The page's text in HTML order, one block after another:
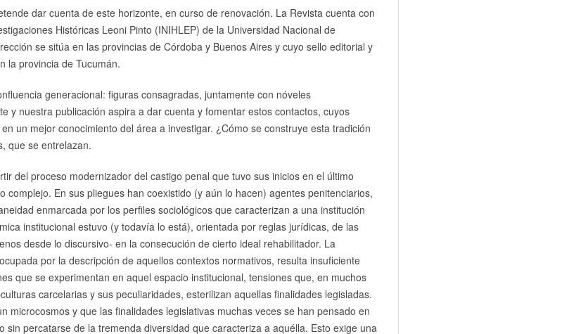
dar cuenta de este horizonte, en curso de renovación. La Revista cuenta con
Históricas Leoni Pinto (INIHLEP) de la Universidad Nacional de
se sitúa en las provincias de Córdoba y Buenos Aires y cuyo sello editorial y
la provincia de Tucumán.
generacional: figuras consagradas, juntamente con nóveles
y nuestra publicación aspira a dar cuenta y fomentar estos contactos, cuyos
un mejor conocimiento del área a investigar. ¿Cómo se construye esta tradición
que se entrelazan.
del proceso modernizador del castigo penal que tuvo sus inicios en el último
complejo. En sus pliegues han coexistido (y aún lo hacen) agentes penitenciarios,
enmarcada por los perfiles sociológicos que caracterizan a una institución
institucional estuvo (y todavía lo está), orientada por reglas jurídicas, de las
desde lo discursivo- en la consecución de cierto ideal rehabilitador. La
por la descripción de aquellos contextos normativos, resulta insuficiente
que se experimentan en aquel espacio institucional, tensiones que, en muchos
carcelarias y sus peculiaridades, esterilizan aquellas finalidades legisladas.
microcosmos y que las finalidades legislativas muchas veces se han pensado en
sin percatarse de la tremenda diversidad que caracteriza a aquélla. Esto exige una